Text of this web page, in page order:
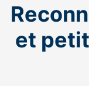
et